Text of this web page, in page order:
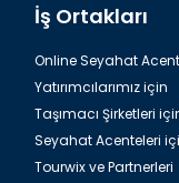
İş Ortakları
Online Seyahat
Yatırımcılarımız için
Taşımacı Şirketleri
Seyahat Acenteleri
Tourwix ve Partnerleri